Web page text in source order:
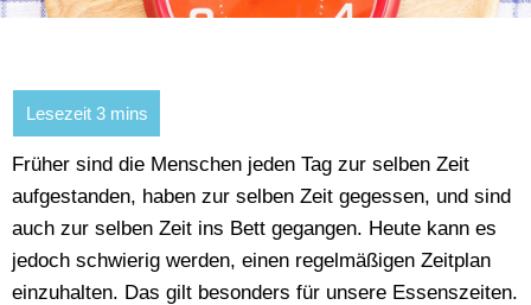
Früher sind die Menschen jeden Tag zur selben Zeit
aufgestanden, haben zur selben Zeit gegessen, und sind
auch zur selben Zeit ins Bett gegangen. Heute kann es
jedoch schwierig werden, einen regelmäßigen Zeitplan
einzuhalten. Das gilt besonders für unsere Essenszeiten.